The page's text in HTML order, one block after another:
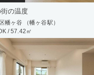
街の温度
幡ヶ谷 （幡ヶ谷駅）
/ 57.42㎡